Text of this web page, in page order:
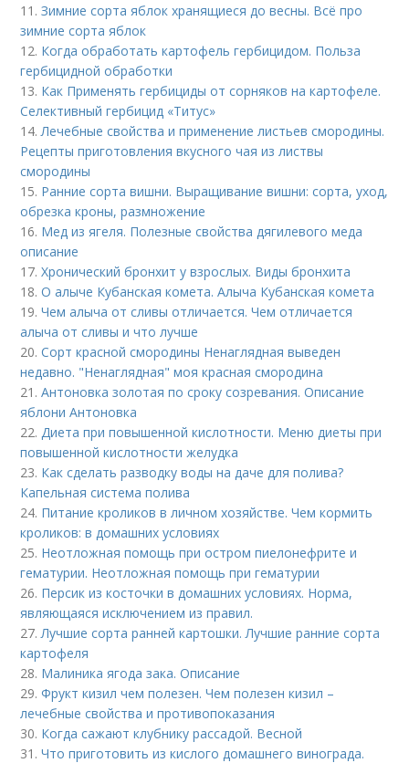
11.Зимние сорта яблок хранящиеся до весны. Всё про
зимние сорта яблок
12. Когда обработать картофель гербицидом. Польза
гербицидной обработки
13. Как Применять гербициды от сорняков на картофеле.
Селективный гербицид «Титус»
14.Лечебные свойства и применение листьев смородины.
Рецепты приготовления вкусного чая из листвы
смородины
15. Ранние сорта вишни. Выращивание вишни: сорта, уход,
обрезка кроны, размножение
16. Мед из ягеля. Полезные свойства дягилевого меда
описание
17.Хронический бронхит у взрослых. Виды бронхита
18.О алыче Кубанская комета. Алыча Кубанская комета
19.Чем алыча от сливы отличается. Чем отличается
алыча от сливы и что лучше
20.Сорт красной смородины Ненаглядная выведен
недавно. "Ненаглядная" моя красная смородина
21.Антоновка золотая по сроку созревания. Описание
яблони Антоновка
22.Диета при повышенной кислотности. Меню диеты при
повышенной кислотности желудка
23. Как сделать разводку воды на даче для полива?
Капельная система полива
24. Питание кроликов в личном хозяйстве. Чем кормить
кроликов: в домашних условиях
25. Неотложная помощь при остром пиелонефрите и
гематурии. Неотложная помощь при гематурии
26. Персик из косточки в домашних условиях. Норма,
являющаяся исключением из правил.
27.Лучшие сорта ранней картошки. Лучшие ранние сорта
картофеля
28. Малиника ягода зака. Описание
29.Фрукт кизил чем полезен. Чем полезен кизил –
лечебные свойства и противопоказания
30. Когда сажают клубнику рассадой. Весной
31.Что приготовить из кислого домашнего винограда.